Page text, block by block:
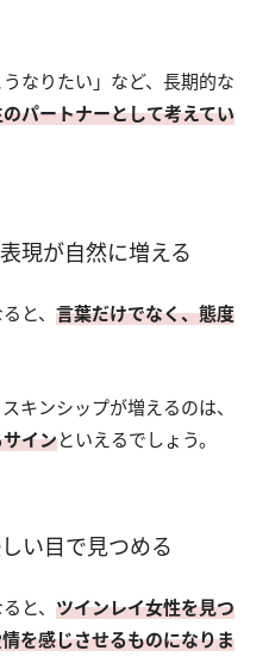
なりたい」など、長期的な
パートナーとして考えてい
現が自然に増える
と、 言葉だけでなく、態度
キンシップが増えるのは、
インといえるでしょう。
い目で見つめる
と、 ツインレイ女性を見つ
を感じさせるものになりま